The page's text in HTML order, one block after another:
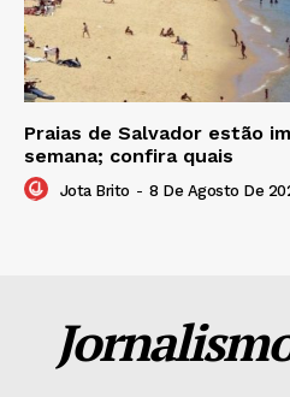
Praias de Salvador estão
semana; confira quais
Jota Brito - 8 De Agosto De